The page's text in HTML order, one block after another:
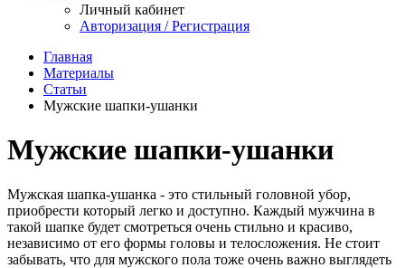
Личный кабинет
Авторизация / Регистрация
Главная
Материалы
Статьи
Мужские шапки-ушанки
Мужские шапки-ушанки
Мужская шапка-ушанка - это стильный головной убор,
приобрести который легко и доступно. Каждый мужчина в
такой шапке будет смотреться очень стильно и красиво,
независимо от его формы головы и телосложения. Не стоит
забывать, что для мужского пола тоже очень важно выглядеть